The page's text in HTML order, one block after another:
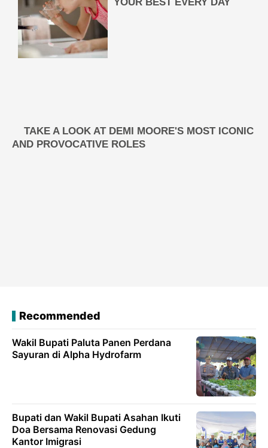
Recommended
Wakil Bupati Paluta Panen Perdana
Sayuran di Alpha Hydrofarm
Bupati dan Wakil Bupati Asahan Ikuti
Doa Bersama Renovasi Gedung
Kantor Imigrasi